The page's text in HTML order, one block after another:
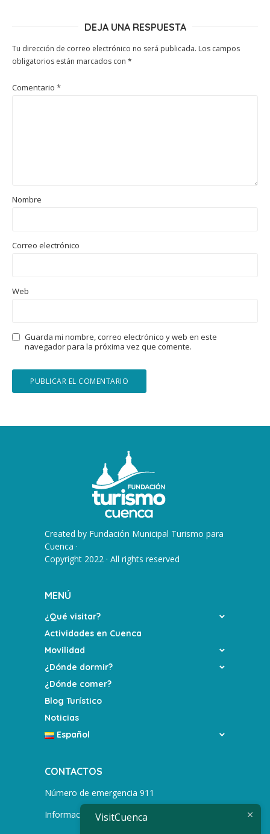
DEJA UNA RESPUESTA
Tu dirección de correo electrónico no será publicada. Los campos
obligatorios están marcados con *
Comentario *
Nombre
Correo electrónico
Web
Guarda mi nombre, correo electrónico y web en este
navegador para la próxima vez que comente.
Created by Fundación Municipal Turismo para
Cuenca ·
Copyright 2022 · All rights reserved
MENÚ
¿Qué visitar?
Actividades en Cuenca
Movilidad
¿Dónde dormir?
¿Dónde comer?
Blog Turístico
Noticias
Español
CONTACTOS
Número de emergencia 911
Información turística +593 991752155
VisitCuenca